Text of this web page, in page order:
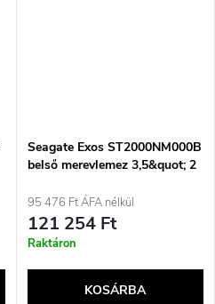
Seagate Exos ST2000NM000B
belső merevlemez 3,5&quot; 2
95 476 Ft ÁFA nélkül
121 254 Ft
Raktáron
KOSÁRBA